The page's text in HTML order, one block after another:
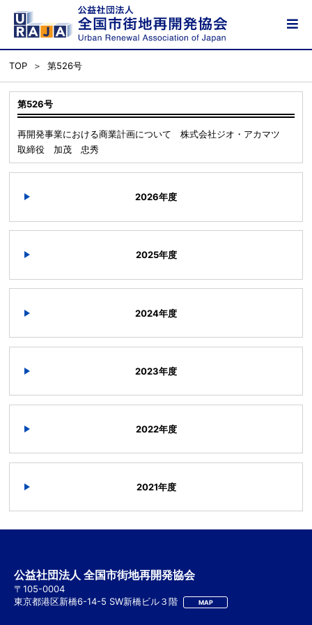
TOP 第526号
第526号
再開発事業における商業計画について 株式会社ジオ・アカマツ
取締役 加茂 忠秀
2026年度
2025年度
2024年度
2023年度
2022年度
2021年度
公益社団法人 全国市街地再開発協会
〒105-0004
東京都港区新橋6-14-5 SW新橋ビル３階
MAP